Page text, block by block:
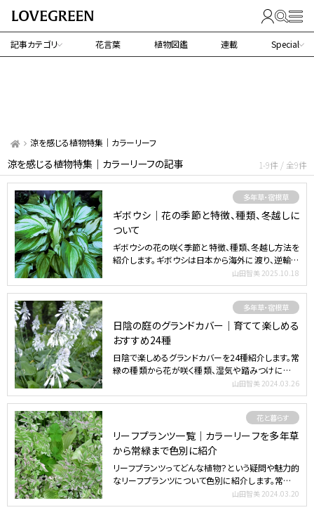
記事カテゴリ 花言葉 植物図鑑 連載 Special
涼を感じる植物特集｜カラーリーフ
涼を感じる植物特集｜カラーリーフの記事 1-9件 / 全9件
多年草・宿根草
ギボウシ｜花の季節と特徴、種類、冬越しに
ついて
ギボウシの花の咲く季節と特徴、種類、冬越し方法を
紹介します。ギボウシは日本から海外に渡り、逆輸入
山田智美 2025.10.18
多年草・宿根草
日陰の庭のグランドカバー｜育てて楽しめる
おすすめ24種
日陰で楽しめるグランドカバーを24種紹介します。常
緑の種類から花が咲く種類、湿気や踏みつけに強い
山田智美 2024.03.26
花と暮らす
リーフプランツ一覧｜カラーリーフを多年草
から常緑まで色別に紹介
リーフプランツってどんな植物？という疑問や魅力的
なリーフプランツについて色別に紹介します。常緑や
山田智美 2024.03.20